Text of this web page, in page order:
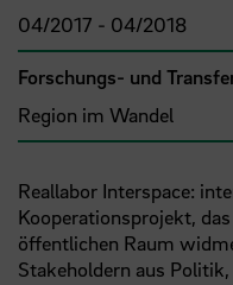
04/2017 - 04/2018
Forschungs- und
Region im Wandel
Reallabor Interspace:
Kooperationsprojekt,
öffentlichen Raum
Stakeholdern aus